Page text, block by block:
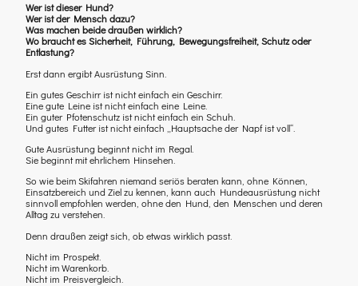
Wer ist dieser Hund?
Wer ist der Mensch dazu?
Was machen beide draußen wirklich?
Wo braucht es Sicherheit, Führung, Bewegungsfreiheit, Schutz oder
Entlastung?
Erst dann ergibt Ausrüstung Sinn.
Ein gutes Geschirr ist nicht einfach ein Geschirr.
Eine gute Leine ist nicht einfach eine Leine.
Ein guter Pfotenschutz ist nicht einfach ein Schuh.
Und gutes Futter ist nicht einfach „Hauptsache der Napf ist voll“.
Gute Ausrüstung beginnt nicht im Regal.
Sie beginnt mit ehrlichem Hinsehen.
So wie beim Skifahren niemand seriös beraten kann, ohne Können,
Einsatzbereich und Ziel zu kennen, kann auch Hundeausrüstung nicht
sinnvoll empfohlen werden, ohne den Hund, den Menschen und deren
Alltag zu verstehen.
Denn draußen zeigt sich, ob etwas wirklich passt.
Nicht im Prospekt.
Nicht im Warenkorb.
Nicht im Preisvergleich.